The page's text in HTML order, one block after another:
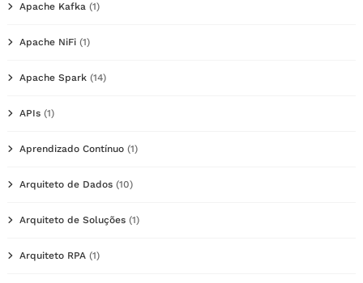
Apache Kafka (1)
Apache NiFi (1)
Apache Spark (14)
APIs (1)
Aprendizado Contínuo (1)
Arquiteto de Dados (10)
Arquiteto de Soluções (1)
Arquiteto RPA (1)